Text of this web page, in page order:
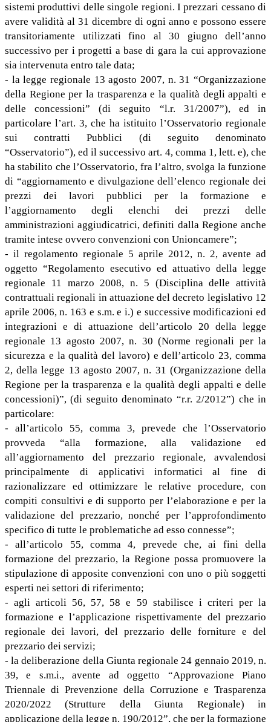
sistemi produttivi delle singole regioni. I prezzari cessano di
avere validità al 31 dicembre di ogni anno e possono essere
transitoriamente utilizzati fino al 30 giugno dell’anno
successivo per i progetti a base di gara la cui approvazione
sia intervenuta entro tale data;
- la legge regionale 13 agosto 2007, n. 31 “Organizzazione
della Regione per la trasparenza e la qualità degli appalti e
delle concessioni” (di seguito “l.r. 31/2007”), ed in
particolare l’art. 3, che ha istituito l’Osservatorio regionale
sui contratti Pubblici (di seguito denominato
“Osservatorio”), ed il successivo art. 4, comma 1, lett. e), che
ha stabilito che l’Osservatorio, fra l’altro, svolga la funzione
di “aggiornamento e divulgazione dell’elenco regionale dei
prezzi dei lavori pubblici per la formazione e
l’aggiornamento degli elenchi dei prezzi delle
amministrazioni aggiudicatrici, definiti dalla Regione anche
tramite intese ovvero convenzioni con Unioncamere”;
- il regolamento regionale 5 aprile 2012, n. 2, avente ad
oggetto “Regolamento esecutivo ed attuativo della legge
regionale 11 marzo 2008, n. 5 (Disciplina delle attività
contrattuali regionali in attuazione del decreto legislativo 12
aprile 2006, n. 163 e s.m. e i.) e successive modificazioni ed
integrazioni e di attuazione dell’articolo 20 della legge
regionale 13 agosto 2007, n. 30 (Norme regionali per la
sicurezza e la qualità del lavoro) e dell’articolo 23, comma
2, della legge 13 agosto 2007, n. 31 (Organizzazione della
Regione per la trasparenza e la qualità degli appalti e delle
concessioni)”, (di seguito denominato “r.r. 2/2012”) che in
particolare:
- all’articolo 55, comma 3, prevede che l’Osservatorio
provveda “alla formazione, alla validazione ed
all’aggiornamento del prezzario regionale, avvalendosi
principalmente di applicativi informatici al fine di
razionalizzare ed ottimizzare le relative procedure, con
compiti consultivi e di supporto per l’elaborazione e per la
validazione del prezzario, nonché per l’approfondimento
specifico di tutte le problematiche ad esso connesse”;
- all’articolo 55, comma 4, prevede che, ai fini della
formazione del prezzario, la Regione possa promuovere la
stipulazione di apposite convenzioni con uno o più soggetti
esperti nei settori di riferimento;
- agli articoli 56, 57, 58 e 59 stabilisce i criteri per la
formazione e l’applicazione rispettivamente del prezzario
regionale dei lavori, del prezzario delle forniture e del
prezzario dei servizi;
- la deliberazione della Giunta regionale 24 gennaio 2019, n.
39, e s.m.i., avente ad oggetto “Approvazione Piano
Triennale di Prevenzione della Corruzione e Trasparenza
2020/2022 (Strutture della Giunta Regionale) in
applicazione della legge n. 190/2012”, che per la formazione